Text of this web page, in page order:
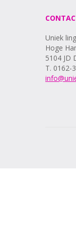
Uniek
Hoge
5104 JD
T. 0162-